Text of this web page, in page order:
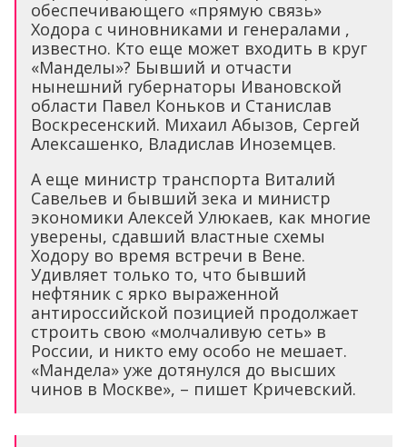
обеспечивающего «прямую связь»
Ходора с чиновниками и генералами ,
известно. Кто еще может входить в круг
«Манделы»? Бывший и отчасти
нынешний губернаторы Ивановской
области Павел Коньков и Станислав
Воскресенский. Михаил Абызов, Сергей
Алексашенко, Владислав Иноземцев.
А еще министр транспорта Виталий
Савельев и бывший зека и министр
экономики Алексей Улюкаев, как многие
уверены, сдавший властные схемы
Ходору во время встречи в Вене.
Удивляет только то, что бывший
нефтяник с ярко выраженной
антироссийской позицией продолжает
строить свою «молчаливую сеть» в
России, и никто ему особо не мешает.
«Мандела» уже дотянулся до высших
чинов в Москве», – пишет Кричевский.